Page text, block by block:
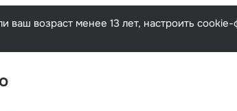
ваш возраст менее 13 лет, настроить